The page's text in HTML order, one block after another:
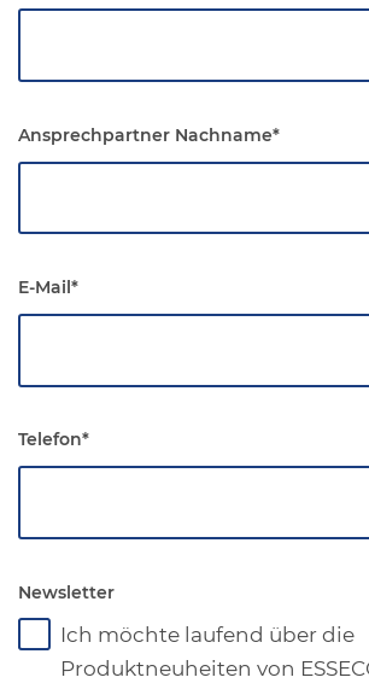
Ansprechpartner Nachname*
E-Mail*
Telefon*
Newsletter
Ich möchte laufend über die
Produktneuheiten von